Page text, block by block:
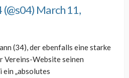
(@s04) March 11,
(34), der ebenfalls eine starke
Vereins-Website seinen
„absolutes